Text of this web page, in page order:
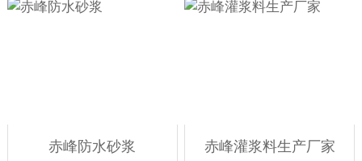
赤峰防水砂浆 赤峰灌浆料生产厂家